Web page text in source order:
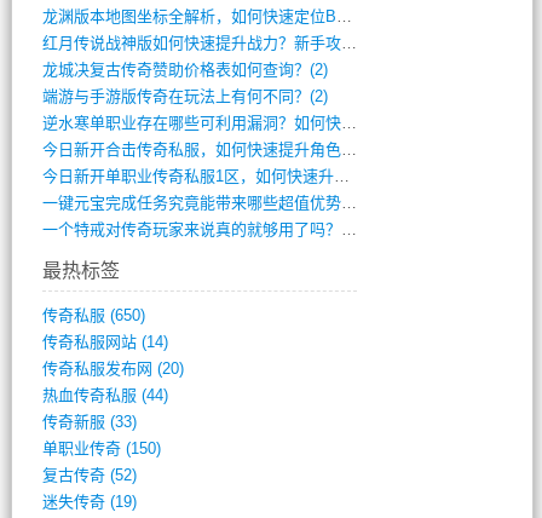
龙渊版本地图坐标全解析，如何快速定位BO(3)
红月传说战神版如何快速提升战力？新手攻略(3)
龙城决复古传奇赞助价格表如何查询？(2)
端游与手游版传奇在玩法上有何不同？(2)
逆水寒单职业存在哪些可利用漏洞？如何快速(1)
今日新开合击传奇私服，如何快速提升角色战(0)
今日新开单职业传奇私服1区，如何快速升级(0)
一键元宝完成任务究竟能带来哪些超值优势？(0)
一个特戒对传奇玩家来说真的就够用了吗？(0)
最热标签
传奇私服 (650)
传奇私服网站(14)
传奇私服发布网 (20)
热血传奇私服 (44)
传奇新服 (33)
单职业传奇(150)
复古传奇(52)
迷失传奇(19)